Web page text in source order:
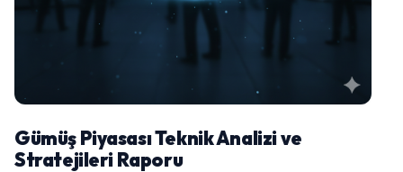
Gümüş Piyasası Teknik Analizi ve
Stratejileri Raporu